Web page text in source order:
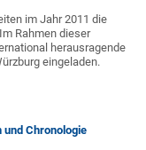
im Jahr 2011 die
Rahmen dieser
herausragende
eingeladen.
Chronologie